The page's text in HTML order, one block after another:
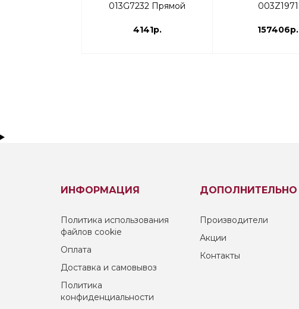
013G7232 Прямой
4141р.
003Z1971
157406р.
ИНФОРМАЦИЯ
Политика использования
файлов cookie
Оплата
Доставка и самовывоз
Политика
конфиденциальности
ДОПОЛНИТЕЛЬНО
Производители
Акции
Контакты